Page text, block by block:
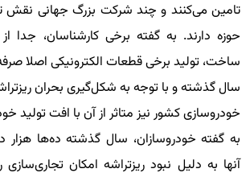
تامین می‌کنند و چند شرکت بزرگ جهانی نقش
حوزه دارند. به گفته برخی کارشناسان، جدا
ساخت، تولید برخی قطعات الکترونیکی اصلا
سال گذشته و با توجه به شکل‌گیری بحران
خودروسازی کشور نیز متاثر از آن با افت تولید
به گفته خودروسازان، سال گذشته ده‌ها هزار
آنها به دلیل نبود ریزتراشه امکان تجاری‌سازی